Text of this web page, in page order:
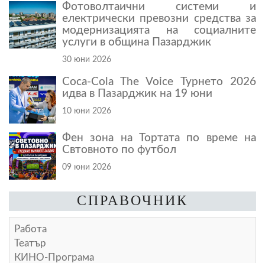
Фотоволтаични системи и
електрически превозни средства за
модернизацията на социалните
услуги в община Пазарджик
30 юни 2026
Coca-Cola The Voice Турнето 2026
идва в Пазарджик на 19 юни
10 юни 2026
Фен зона на Тортата по време на
Свтовното по футбол
09 юни 2026
СПРАВОЧНИК
Работа
Театър
КИНО-Програма